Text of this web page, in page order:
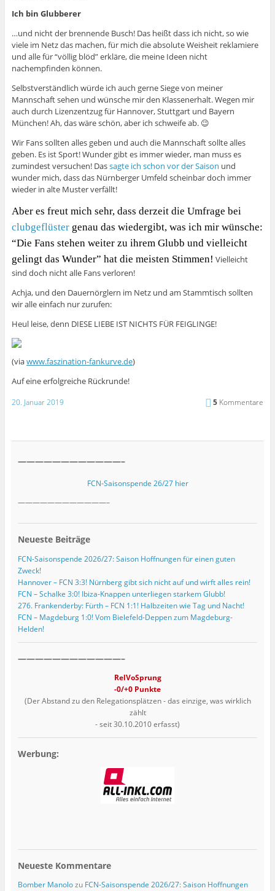
Ich bin Glubberer
…und nicht der brennende Busch! Das heißt dass ich nicht, so wie
viele im Netz das machen, für mich die absolute Weisheit reklamiere
und alle für “völlig blöd” erkläre, die meine Ideen nicht
nachempfinden können.
Selbstverständlich würde ich auch gerne Siege von meiner
Mannschaft sehen und wünsche mir den Klassenerhalt. Wegen mir
auch durch Lizenzentzug für Hannover, Stuttgart und Bayern
München! Ah, das wäre schön, aber ich schweife ab. 😉
Wir Fans sollten alles geben und auch die Mannschaft sollte alles
geben. Es ist Sport! Wunder gibt es immer wieder, man muss es
zumindest versuchen! Dassagte ich schon vor der Saison und
wunder mich, dass das Nürnberger Umfeld scheinbar doch immer
wieder in alte Muster verfällt!
Aber es freut mich sehr, dass derzeit die Umfrage bei
clubgeflüstergenau das wiedergibt, was ich mir wünsche:
“Die Fans stehen weiter zu ihrem Glubb und vielleicht
gelingt das Wunder” hat die meisten Stimmen! Vielleicht
sind doch nicht alle Fans verloren!
Achja, und den Dauernörglern im Netz und am Stammtisch sollten
wir alle einfach nur zurufen:
Heul leise, denn DIESE LIEBE IST NICHTS FÜR FEIGLINGE!
(viawww.faszination-fankurve.de)
Auf eine erfolgreiche Rückrunde!
20. Januar 2019 5 Kommentare
————————————–
FCN-Saisonspende 26/27 hier
————————————–
Neueste Beiträge
FCN-Saisonspende 2026/27: Saison Hoffnungen für einen guten
Zweck!
Hannover – FCN 3:3! Nürnberg gibt sich nicht auf und wirft alles rein!
FCN – Schalke 3:0! Ibiza-Knappen unterliegen starkem Glubb!
276. Frankenderby: Fürth – FCN 1:1! Halbzeiten wie Tag und Nacht!
FCN – Magdeburg 1:0! Vom Bielefeld-Deppen zum Magdeburg-
Helden!
————————————–
RelVoSprung
-0/+0 Punkte
(Der Abstand zu den Relegationsplätzen - das einzige, was wirklich
zählt
- seit 30.10.2010 erfasst)
Werbung:
Neueste Kommentare
Bomber Manolozu FCN-Saisonspende 2026/27: Saison Hoffnungen